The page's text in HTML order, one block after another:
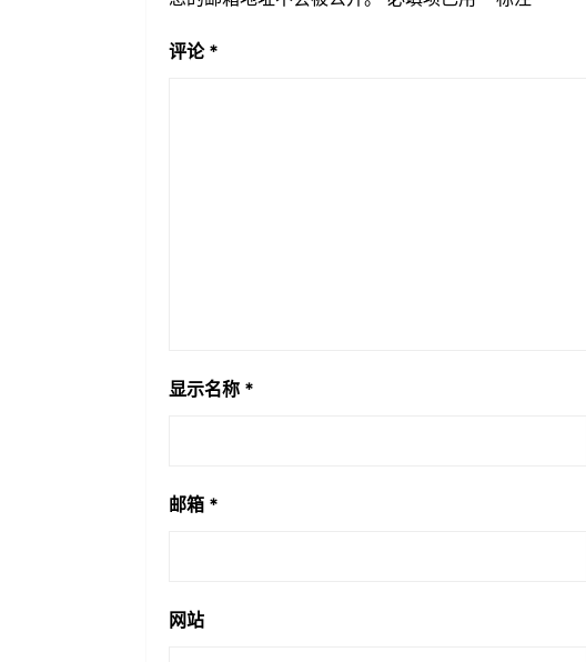
评论 *
显示名称 *
邮箱 *
网站